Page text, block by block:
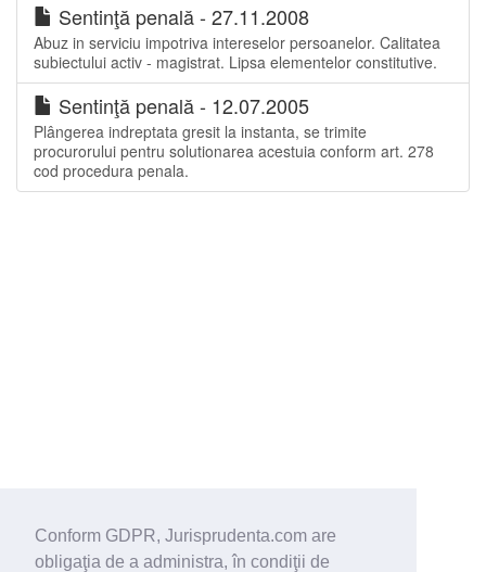
Conform GDPR, Jurisprudenta.com are
obligaţia de a administra, în condiţii de
Sentinţă penală - 27.11.2008
Abuz in serviciu impotriva intereselor persoanelor. Calitatea
subiectului activ - magistrat. Lipsa elementelor constitutive.
Sentinţă penală - 12.07.2005
Plângerea indreptata gresit la instanta, se trimite
procurorului pentru solutionarea acestuia conform art. 278
cod procedura penala.